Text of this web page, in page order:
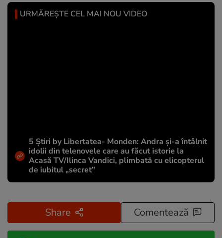
URMĂREȘTE CEL MAI NOU VIDEO
5 Știri by Libertatea- Monden: Andra și-a întâlnit
idolii din telenovele care au făcut istorie la
Acasă TV/Ilinca Vandici, plimbată cu elicopterul
de iubitul „secret”
Share Comentează